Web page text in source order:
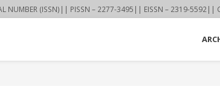
NUMBER (ISSN)|| PISSN – 2277-3495|| EISSN – 2319-